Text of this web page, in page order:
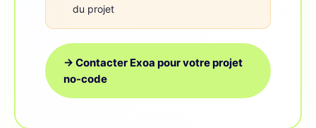
du projet
→ Contacter Exoa pour votre projet
no-code